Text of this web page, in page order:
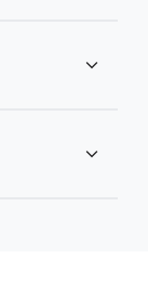
expand_more
expand_more